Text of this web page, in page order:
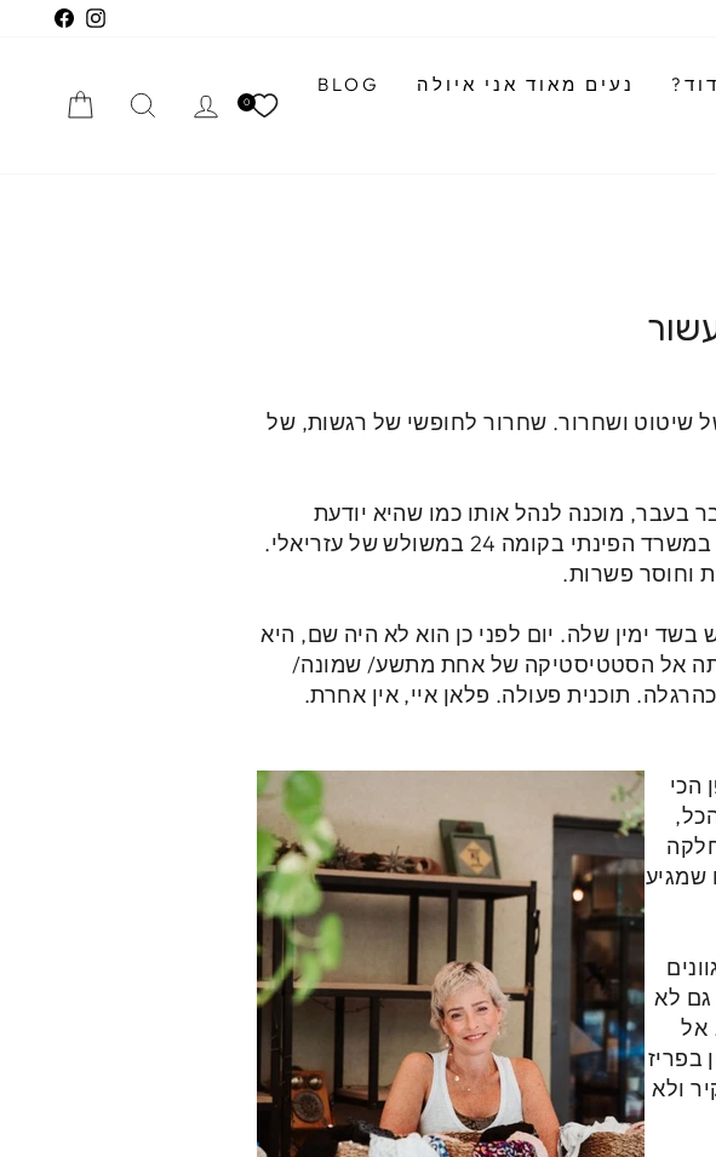
Instagram
נעים מאוד אני איולה
BLOG
0 התחבריחיפוש
שיטוט ושחרור. שחרור לחופשי של רגשות, של
כפי שעשתה כבר בעבר, מוכנה לנהל אותו כמו שהיא יודעת
ועשתה תמיד. ביד רמה ובזרוע נטויה, מבושמת מעצמה ומאוויר הפסגות במשרד הפינתי בקומה 24 במשולש של עזריאלי.
וחוסר פשרות.
ימין שלה. יום לפני כן הוא לא היה שם, היא
אל הסטטיסטיקה של אחת מתשע/ שמונה/
תוכנית פעולה. פלאן איי, אין אחרת.
הכי
שמגיע
גם לא
אל
בפריז
ולא